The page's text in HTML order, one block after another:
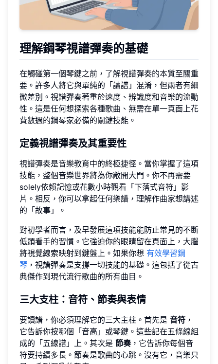
理解鋼琴視譜彈奏的基礎
在觸碰第一個琴鍵之前，了解視譜彈奏的本質至關重
要。許多人將它與單純的「讀譜」混淆，但兩者有細
微差別。視譜彈奏著重於速度、辨識度和音樂的流動
性。這是任何想探索各種歌曲、無需在單一頁面上花
費數週的鋼琴家必備的關鍵技能。
定義視譜彈奏及其重要性
視譜彈奏是音樂教育中的終極捷徑。當你掌握了這項
技能，整個音樂世界將為你敞開大門。你不再需要
solely依賴記憶或花數小時觀看「下落式音符」影
片。相反，你可以拿起任何樂譜，理解作曲家想講述
的「故事」。
對初學者而言，及早發展這項技能能防止常見的不断
低頭看手的習慣。它強迫你的眼睛留在頁面上，大腦
將視覺線索映射到鍵盤上。如果你想 有效學習鋼
琴 ，視譜彈奏是支撐一切技能的基礎。這包括了從古
典傑作到現代流行歌曲的所有曲目。
三大支柱：音符、節奏與表情
要讀譜，你必須理解它的三大主柱。首先是 音符 ，
它告訴你按哪個「音高」或琴鍵。這些記在五條線組
成的「五線譜」上。其次是 節奏，它告訴你每個音
符要持續多長。節奏是歌曲的心跳。沒有它，音樂只